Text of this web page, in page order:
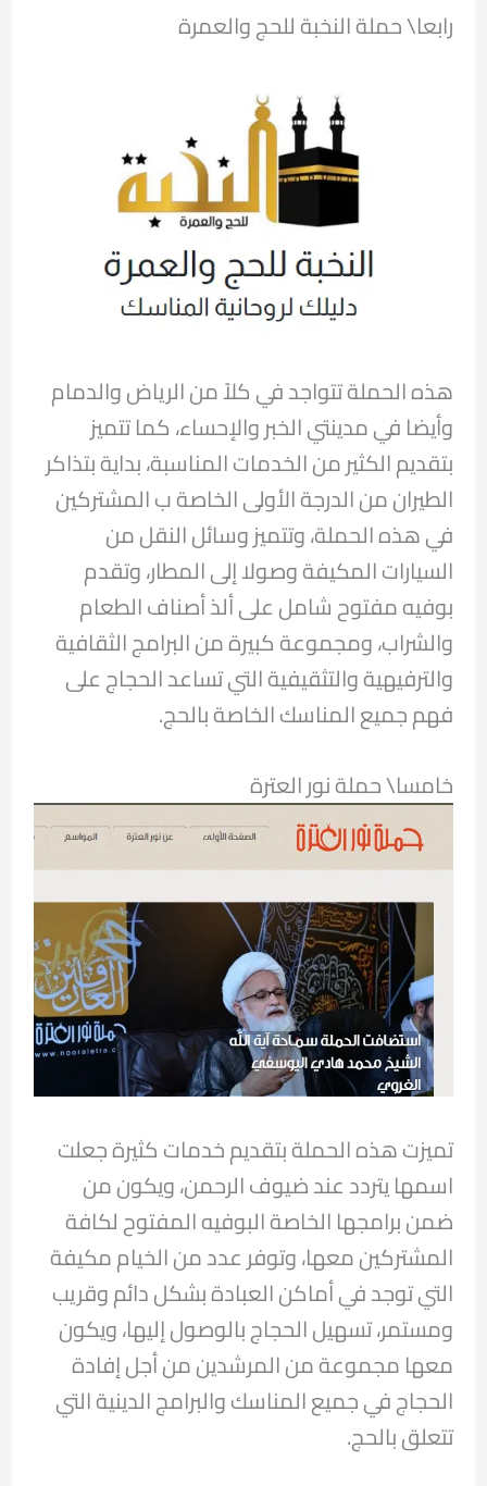
رابعا\ حملة النخبة للحج والعمرة
هذه الحملة تتواجد في كلاً من الرياض والدمام
وأيضا في مدينتي الخبر والإحساء، كما تتميز
بتقديم الكثير من الخدمات المناسبة، بداية بتذاكر
الطيران من الدرجة الأولى الخاصة ب المشتركين
في هذه الحملة، وتتميز وسائل النقل من
السيارات المكيفة وصولا إلى المطار، وتقدم
بوفيه مفتوح شامل على ألذ أصناف الطعام
والشراب، ومجموعة كبيرة من البرامج الثقافية
والترفيهية والتثقيفية التي تساعد الحجاج على
فهم جميع المناسك الخاصة بالحج.
خامسا\ حملة نور العترة
تميزت هذه الحملة بتقديم خدمات كثيرة جعلت
اسمها يتردد عند ضيوف الرحمن، ويكون من
ضمن برامجها الخاصة البوفيه المفتوح لكافة
المشتركين معها، وتوفر عدد من الخيام مكيفة
التي توجد في أماكن العبادة بشكل دائم وقريب
ومستمر، تسهيل الحجاج بالوصول إليها، ويكون
معها مجموعة من المرشدين من أجل إفادة
الحجاج في جميع المناسك والبرامج الدينية التي
تتعلق بالحج.